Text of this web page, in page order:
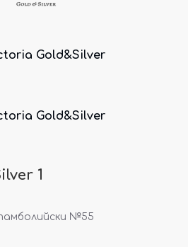
Gold&Silver
Gold&Silver
1
№55